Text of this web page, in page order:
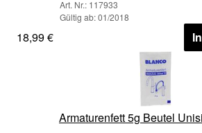
Art. Nr.: 117933
Gültig ab: 01/2018
18,99 €
Armaturenfett 5g Beutel